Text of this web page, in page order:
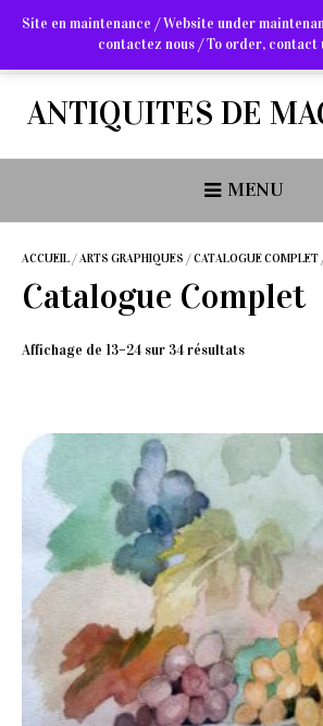
Arts Graphiques & Livres
ANTIQUITES DE
MENU
ACCUEIL /ARTS GRAPHIQUES /CATALOGUE COMPLET
Catalogue Complet
Affichage de 13–24 sur 34 résultatsTrié
au
ancien
Site en maintenance / Website under
contactez nous / To order, contact